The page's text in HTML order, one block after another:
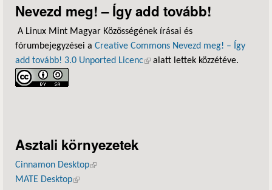
Nevezd meg! – Így add tovább!
A Linux Mint Magyar Közösségének írásai és
fórumbejegyzései a Creative Commons Nevezd meg! – Így
add tovább! 3.0 Unported Licenc(külső hivatkozás)
alatt lettek közzétéve.
Asztali környezetek
Cinnamon Desktop(külső hivatkozás)
MATE Desktop(külső hivatkozás)